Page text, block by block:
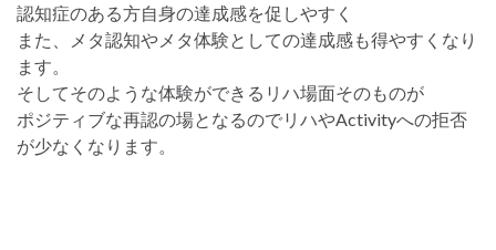
認知症のある方自身の達成感を促しやすく
また、メタ認知やメタ体験としての達成感も得やすくなり
ます。
そしてそのような体験ができるリハ場面そのものが
ポジティブな再認の場となるのでリハやActivityへの拒否
が少なくなります。